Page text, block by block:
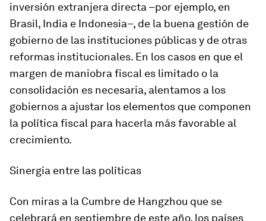
inversión extranjera directa –por ejemplo, en
Brasil, India e Indonesia–, de la buena gestión de
gobierno de las instituciones públicas y de otras
reformas institucionales. En los casos en que el
margen de maniobra fiscal es limitado o la
consolidación es necesaria, alentamos a los
gobiernos a ajustar los elementos que componen
la política fiscal para hacerla más favorable al
crecimiento.
Sinergia entre las políticas
Con miras a la Cumbre de Hangzhou que se
celebrará en septiembre de este año, los países